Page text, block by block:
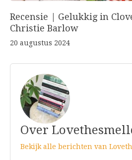
Recensie | Gelukkig in
Christie Barlow
20 augustus 2024
Over
Bekijk alle berichten van